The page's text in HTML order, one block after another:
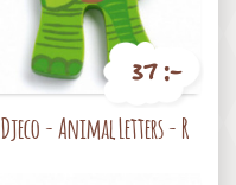
37 :-
Djeco - Animal Letters - R